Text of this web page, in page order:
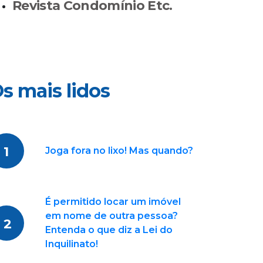
Revista Condomínio Etc.
mais lidos
1 Joga fora no lixo! Mas quando?
2
É permitido locar um imóvel
em nome de outra pessoa?
Entenda o que diz a Lei do
Inquilinato!